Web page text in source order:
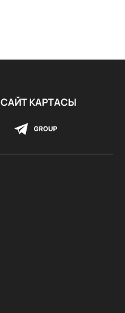
САЙТ КАРТАСЫ